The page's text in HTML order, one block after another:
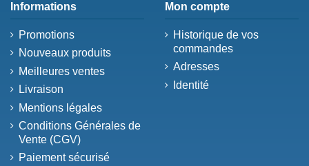
Informations
Promotions
Nouveaux produits
Meilleures ventes
Livraison
Mentions légales
Conditions Générales de
Vente (CGV)
Paiement sécurisé
Mon compte
Historique de vos
commandes
Adresses
Identité